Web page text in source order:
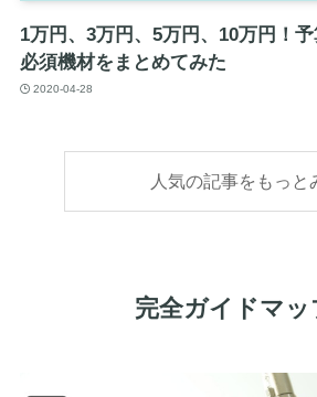
1万円、3万円、5万円、10万円！
必須機材をまとめてみた
2020-04-28
人気の記事をもっと
完全ガイドマッ